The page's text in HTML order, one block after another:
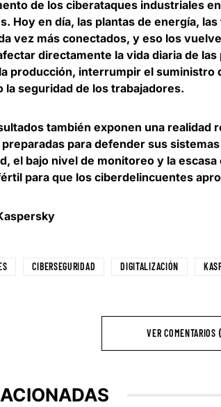
de los ciberataques industriales
Hoy en día, las plantas de energía,
vez más conectados, y eso los
directamente la vida diaria de las
producción, interrumpir el suministro
la seguridad de los trabajadores.
también exponen una realidad
preparadas para defender sus
el bajo nivel de monitoreo y la
para que los ciberdelincuentes
CIBERSEGURIDAD DIGITALIZACIÓN
VER COMENTARIOS